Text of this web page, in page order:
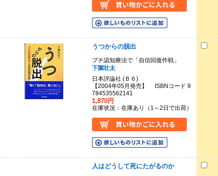
うつからの脱出
プチ認知療法で「自信回復作戦」
下園壮太
日本評論社 (Ｂ６)
【2004年05月発売】 ISBNコード 9
784535562141
1,870円
在庫状況：在庫あり（1～2日で出荷）
人はどうして死にたがるのか